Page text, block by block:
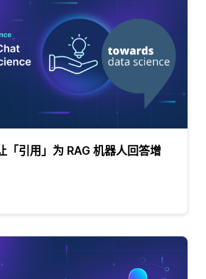
「引用」为 RAG 机器人回答增